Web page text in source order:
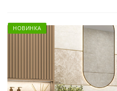
НОВИНКА